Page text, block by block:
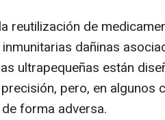
reutilización de
dañinas
ultrapequeñas están
pero, en algunos
forma adversa.